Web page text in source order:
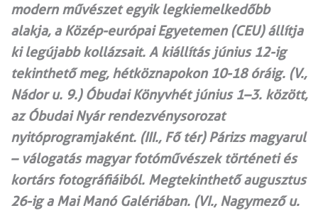
modern művészet egyik legkiemelkedőbb
alakja, a Közép-európai Egyetemen (CEU) állítja
ki legújabb kollázsait. A kiállítás június 12-ig
tekinthető meg, hétköznapokon 10-18 óráig. (V.,
Nádor u. 9.) Óbudai Könyvhét június 1–3. között,
az Óbudai Nyár rendezvénysorozat
nyitóprogramjaként. (III., Fő tér) Párizs magyarul
– válogatás magyar fotóművészek történeti és
kortárs fotográfiáiból. Megtekinthető augusztus
26-ig a Mai Manó Galériában. (VI., Nagymező u.